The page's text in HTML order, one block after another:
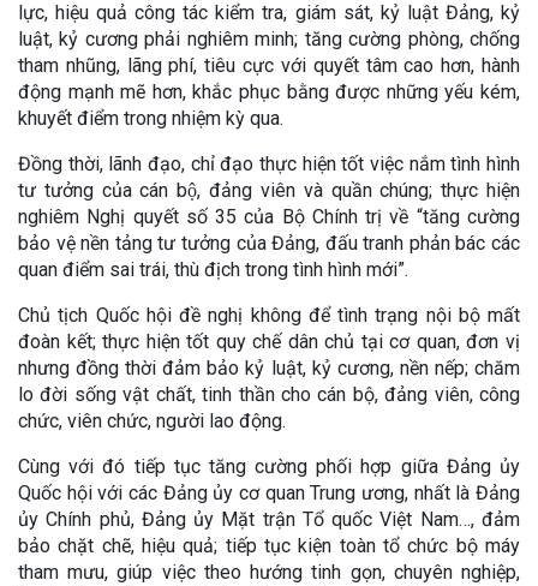
lực, hiệu quả công tác kiểm tra, giám sát, kỷ luật Đảng, kỷ
luật, kỷ cương phải nghiêm minh; tăng cường phòng, chống
tham nhũng, lãng phí, tiêu cực với quyết tâm cao hơn, hành
động mạnh mẽ hơn, khắc phục bằng được những yếu kém,
khuyết điểm trong nhiệm kỳ qua.
Đồng thời, lãnh đạo, chỉ đạo thực hiện tốt việc nắm tình hình
tư tưởng của cán bộ, đảng viên và quần chúng; thực hiện
nghiêm Nghị quyết số 35 của Bộ Chính trị về “tăng cường
bảo vệ nền tảng tư tưởng của Đảng, đấu tranh phản bác các
quan điểm sai trái, thù địch trong tình hình mới”.
Chủ tịch Quốc hội đề nghị không để tình trạng nội bộ mất
đoàn kết; thực hiện tốt quy chế dân chủ tại cơ quan, đơn vị
nhưng đồng thời đảm bảo kỷ luật, kỷ cương, nền nếp; chăm
lo đời sống vật chất, tinh thần cho cán bộ, đảng viên, công
chức, viên chức, người lao động.
Cùng với đó tiếp tục tăng cường phối hợp giữa Đảng ủy
Quốc hội với các Đảng ủy cơ quan Trung ương, nhất là Đảng
ủy Chính phủ, Đảng ủy Mặt trận Tổ quốc Việt Nam…, đảm
bảo chặt chẽ, hiệu quả; tiếp tục kiện toàn tổ chức bộ máy
tham mưu, giúp việc theo hướng tinh gọn, chuyên nghiệp,